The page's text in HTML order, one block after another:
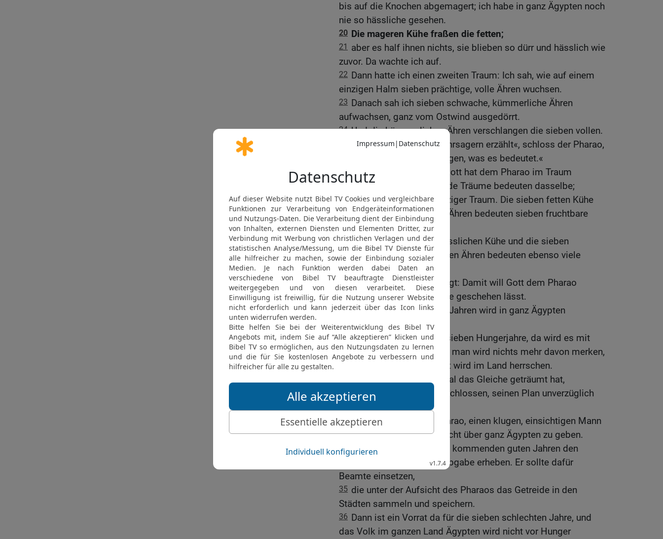
bis auf die Knochen abgemagert; ich habe in ganz Ägypten noch
nie so hässliche gesehen.
20 Die mageren Kühe fraßen die fetten;
21
aber es half ihnen nichts, sie blieben so dürr und hässlich wie
zuvor. Da wachte ich auf.
22 Dann hatte ich einen zweiten Traum: Ich sah, wie auf einem
einzigen Halm sieben prächtige, volle Ähren wuchsen.
23 Danach sah ich sieben schwache, kümmerliche Ähren
aufwachsen, ganz vom Ostwind ausgedörrt.
24 Und die kümmerlichen Ähren verschlangen die sieben vollen.
Ich habe es schon den Wahrsagern erzählt«, schloss der Pharao,
»aber keiner konnte mir sagen, was es bedeutet.«
25 Da antwortete Josef: »Gott hat dem Pharao im Traum
gezeigt, was er vorhat. Beide Träume bedeuten dasselbe;
26 es ist eigentlich ein einziger Traum. Die sieben fetten Kühe
und die sieben prächtigen Ähren bedeuten sieben fruchtbare
Jahre.
27 Die sieben mageren, hässlichen Kühe und die sieben
kümmerlichen, vertrockneten Ähren bedeuten ebenso viele
Hungerjahre.
28 Ich habe es schon gesagt: Damit will Gott dem Pharao
ankündigen, was er in Kürze geschehen lässt.
29 In den nächsten sieben Jahren wird in ganz Ägypten
Überfluss herrschen.
30-31 Aber dann kommen sieben Hungerjahre, da wird es mit
dem Überfluss vorbei sein; man wird nichts mehr davon merken,
und drückende Hungersnot wird im Land herrschen.
Dass der Pharao zweimal das Gleiche geträumt hat,
bedeutet: Gott ist fest entschlossen, seinen Plan unverzüglich
33 Darum rate ich dem Pharao, einen klugen, einsichtigen Mann
zu suchen und ihm Vollmacht über ganz Ägypten zu geben.
34
Der Pharao sollte in den kommenden guten Jahren den
fünften Teil der Ernte als Abgabe erheben. Er sollte dafür
Beamte einsetzen,
35 die unter der Aufsicht des Pharaos das Getreide in den
Städten sammeln und speichern.
36 Dann ist ein Vorrat da für die sieben schlechten Jahre, und
das Volk im ganzen Land Ägypten wird nicht vor Hunger